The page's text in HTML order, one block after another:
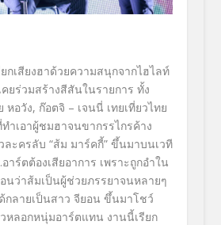
กเสียงฮาด้วยความสนุกจากไฮไลท์
ยร่วมสร้างสีสันในรายการ ทั้ง
หอวัง, ก๊อตจิ – เจนนี่ เทยเที่ยวไทย
ำเอาผู้ชมฮาจนขากรรไกรค้าง
ละครลับ “ส้ม มาร์คกี้” ขึ้นมาบนเวที
าร์ตต้องเสียอาการ เพราะถูกอำใน
นว่าส้มเป็นผู้ช่วยภรรยาจนหลายๆ
กลายเป็นสาว จียอน ขึ้นมาโชว์
วหลอกหนุ่มอาร์ตแทน งานนี้เรียก